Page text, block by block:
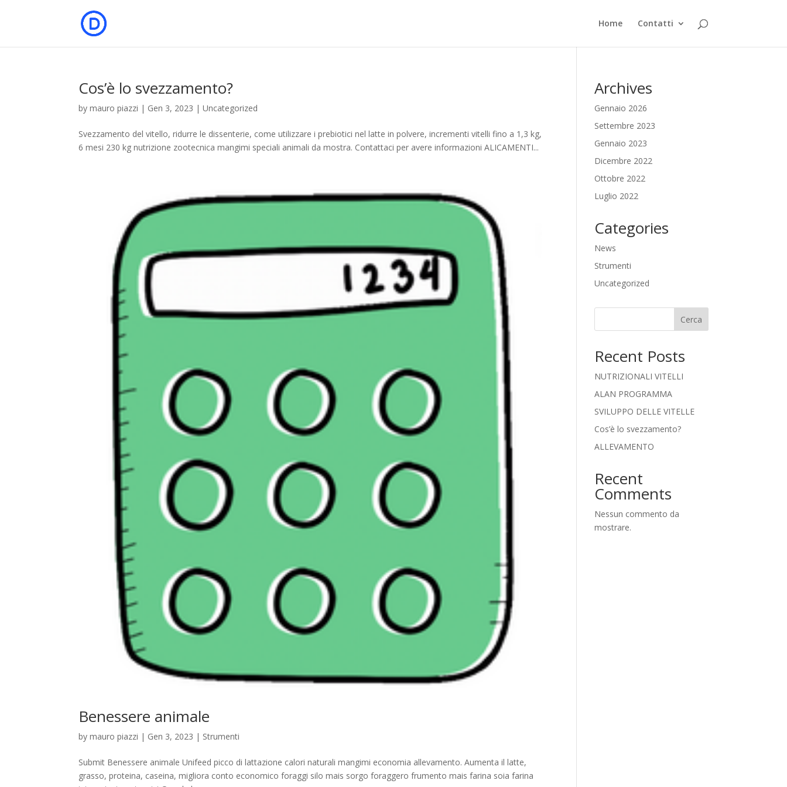
Home Contatti
Cos’è lo svezzamento?
bymauro piazzi | Gen 3, 2023 |Uncategorized
Svezzamento del vitello, ridurre le dissenterie, come utilizzare i prebiotici nel latte in polvere, incrementi vitelli fino a 1,3 kg,
6 mesi 230 kg nutrizione zootecnica mangimi speciali animali da mostra. Contattaci per avere informazioni ALICAMENTI...
Benessere animale
bymauro piazzi | Gen 3, 2023 | Strumenti
Submit Benessere animale Unifeed picco di lattazione calori naturali mangimi economia allevamento. Aumenta il latte,
grasso, proteina, caseina, migliora conto economico foraggi silo mais sorgo foraggero frumento mais farina soia farina
Archives
Gennaio 2026
Settembre 2023
Gennaio 2023
Dicembre 2022
Ottobre 2022
Luglio 2022
Categories
News
Strumenti
Uncategorized
Cerca
Recent Posts
NUTRIZIONALI VITELLI
ALAN PROGRAMMA
SVILUPPO DELLE VITELLE
Cos’è lo svezzamento?
ALLEVAMENTO
Recent
Comments
Nessun commento da
mostrare.